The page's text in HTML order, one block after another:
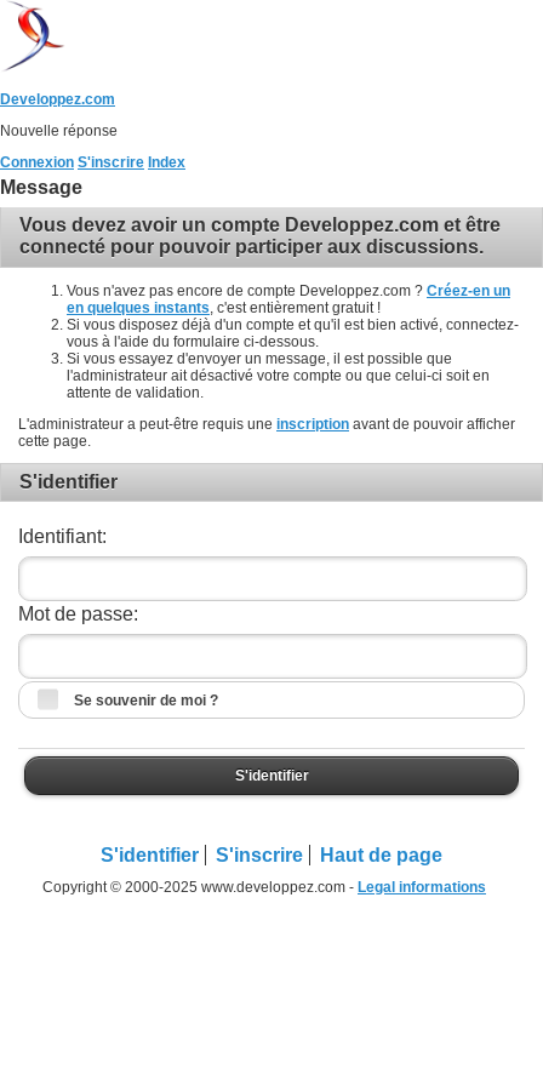
Developpez.com
Nouvelle réponse
Connexion S'inscrire Index
Message
Vous devez avoir un compte Developpez.com et être
connecté pour pouvoir participer aux discussions.
Vous n'avez pas encore de compte Developpez.com ? Créez-en un
en quelques instants , c'est entièrement gratuit !
Si vous disposez déjà d'un compte et qu'il est bien activé, connectez-
vous à l'aide du formulaire ci-dessous.
Si vous essayez d'envoyer un message, il est possible que
l'administrateur ait désactivé votre compte ou que celui-ci soit en
attente de validation.
L'administrateur a peut-être requis une inscription avant de pouvoir afficher
cette page.
S'identifier
Identifiant:
Mot de passe:
Se souvenir de moi ?
S'identifier
S'identifier S'inscrire Haut de page
Copyright © 2000-2025 www.developpez.com - Legal informations